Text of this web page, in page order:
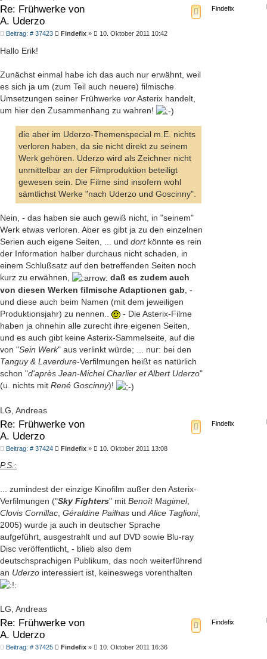
Re: Frühwerke von
A. Uderzo
Beitrag: # 37423BeitragFindefix » 10. Oktober 2011 10:42
Hallo Erik!
Zunächst einmal habe ich das auch nur erwähnt, weil
es sich ja um (zum Teil auch neuere) filmische
Umsetzungen seiner Frühwerke vorAsterix handelt,
um hier den Zusammenhang zu wahren!
die aber im Uderzo-Themenspecial m.E. nichts
verloren haben, da sie nicht direkt zu seinem
Werk gehören. Uderzo wird als Zeichner nicht
unmittelbar an der Filmproduktion beteiligt
gewesen sein. Die Filme sind insofern wohl
sämtlichst Werke "nach Uderzo und Goscinny".
Nein, - das haben sie auch gewiß nicht, in "seinem"
Werk etwas verloren. Aber es gibt ja zu den einzelnen
Serien auch eigene Seiten, ... und dortkönnte es rein
der Information halber durchaus nicht schaden, in
einem Schlußsatz auf den betreffenden Seiten noch
kurz zu erwähnen,
daß es zudem auch
von diesen Werken filmische Adaptionen gab, -
und diese auch beim Namen (mit dem jeweiligen
Produktionsjahr) zu nennen..
- Die Asterix-Filme
haben ja ohnehin alle zurecht ihre eigenen Seiten,
und es auch gibt keine Asterix-Sammelseite, auf die
von "Sein Werk" aus verlinkt würde; ... nur: bei den
Tanguy & Laverdure-Verfilmungen heißt es natürlich
schon "d'après Jean-Michel Charlier et Albert Uderzo"
(u. nichts mit René Goscinny)!
LG, Andreas
Findefix
Re: Frühwerke von
A. Uderzo
Beitrag: # 37424Beitrag
Findefix » 10. Oktober 2011 13:08
P.S. :
... zumindest der einzige Kinofilm außer den Asterix-
Verfilmungen ("Sky Fighters" mit Benoît Magimel,
Clovis Cornillac Géraldine Pailhas und Alice Taglioni,
2005) wurde ja auch in deutscher Sprache
aufgeführt, ausgestrahlt und auf DVD sowie Blu-ray
Disc veröffentlicht, - blieb also dem
deutschsprachigen Publikum, das noch weiterführend
an Uderzo interessiert ist, keineswegs vorenthalten
LG, Andreas
Findefix
Re: Frühwerke von
A. Uderzo
Beitrag: # 37425BeitragFindefix » 10. Oktober 2011 16:36
Findefix